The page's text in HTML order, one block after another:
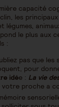
capacité
les
légumes,
le plus aux
:
pas que
pour
idée : La vie
votre proche a